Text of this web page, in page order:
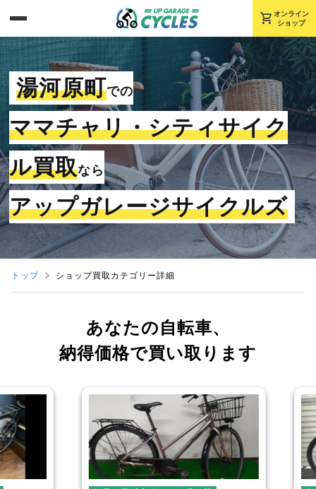
shopping_cart オンライン
ショップ
湯河原町での
ママチャリ・シティサイク
ル買取なら
アップガレージサイクルズ
トップ ショップ買取カテゴリー詳細
あなたの自転車、
納得価格で買い取ります